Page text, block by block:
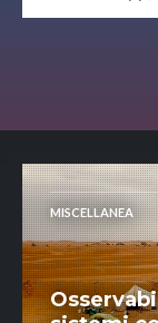
MISCELLANEA